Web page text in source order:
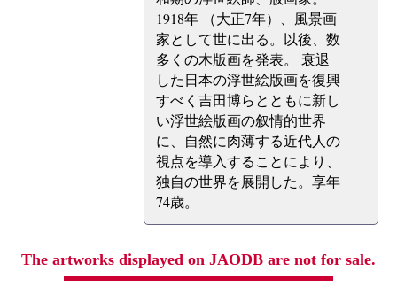
1918年 （大正7年）、風景画
家として世に出る。以後、数
多くの木版画を発表。 衰退
した日本の浮世絵版画を復興
すべく吉田博らとともに新し
い浮世絵版画の叙情的世界
に、自然に肉薄する近代人の
視点を導入することにより、
独自の世界を展開した。享年
74歳。
The artworks displayed on JAODB are not for sale.